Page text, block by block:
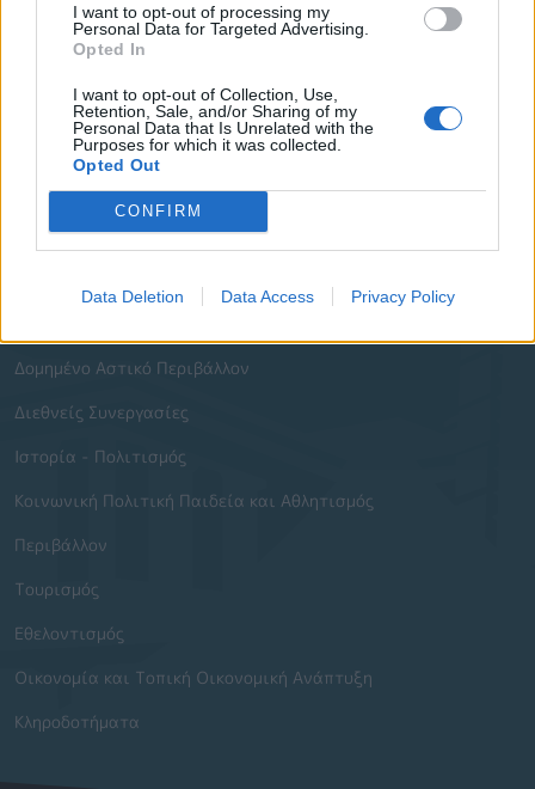
I want to opt-out of processing my
Personal Data for Targeted Advertising.
Opted In
I want to opt-out of Collection, Use,
Retention, Sale, and/or Sharing of my
Personal Data that Is Unrelated with the
Purposes for which it was collected.
Opted Out
CONFIRM
Data Deletion Data Access Privacy Policy
Συλλογικά Όργανα Δήμου
Δημοτικές Κοινότητες
Υπηρεσίες του Δήμου
Οι Δημοτικές Επιχειρήσεις
Χρήσιμα Τηλέφωνα
Δομημένο Αστικό Περιβάλλον
Διεθνείς Συνεργασίες
Ιστορία - Πολιτισμός
Κοινωνική Πολιτική Παιδεία και Αθλητισμός
Περιβάλλον
Τουρισμός
Εθελοντισμός
Οικονομία και Τοπική Οικονομική Ανάπτυξη
Κληροδοτήματα